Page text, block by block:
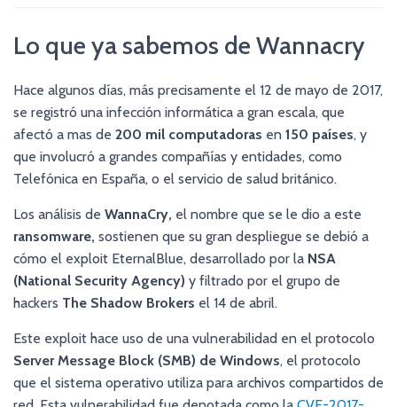
Lo que ya sabemos de Wannacry
Hace algunos días, más precisamente el 12 de mayo de 2017,
se registró una infección informática a gran escala, que
afectó a mas de 200 mil computadoras en 150 países, y
que involucró a grandes compañías y entidades, como
Telefónica en España, o el servicio de salud británico.
Los análisis de WannaCry, el nombre que se le dio a este
ransomware, sostienen que su gran despliegue se debió a
cómo el exploit EternalBlue, desarrollado por la NSA
(National Security Agency) y filtrado por el grupo de
hackers The Shadow Brokers el 14 de abril.
Este exploit hace uso de una vulnerabilidad en el protocolo
Server Message Block (SMB) de Windows, el protocolo
que el sistema operativo utiliza para archivos compartidos de